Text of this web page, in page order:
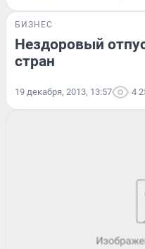
БИЗНЕС
Нездоровый
стран
19 декабря, 2013, 13:57 4